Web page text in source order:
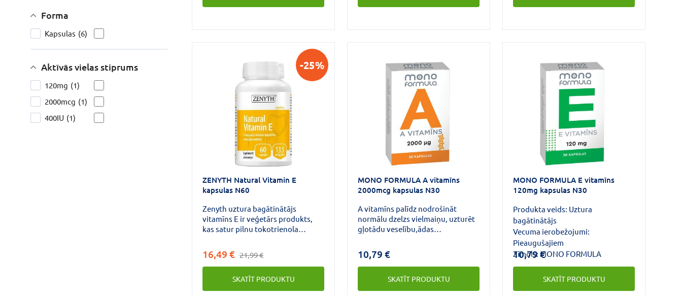
Forma
Kapsulas (6)
Aktīvās vielas stiprums
120mg (1)
2000mcg (1)
400IU (1)
-25%
ZENYTH Natural Vitamin E
kapsulas N60
Zenyth uztura bagātinātājs
vitamīns E ir veģetārs produkts,
kas satur pilnu tokotrienola
mg/kaps., tokoferolu vismaz 8
mg/kaps., kā arī citus
fitonutrientus, piemēram,
skvalēnu, koenzīmu Q10,
16,49 € 21,99 €
SKATĪT PRODUKTU
MONO FORMULA A vitamīns
2000mcg kapsulas N30
A vitamīns palīdz nodrošināt
normālu dzelzs vielmaiņu, uzturēt
gļotādu veselību,ādas
imūnsistēmas darbību.
10,79 €
SKATĪT PRODUKTU
MONO FORMULA E vitamīns
120mg kapsulas N30
Produkta veids: Uztura
bagātinātājs
Vecuma ierobežojumi:
Pieaugušajiem
Zīmols: MONO FORMULA
10,79 €
SKATĪT PRODUKTU